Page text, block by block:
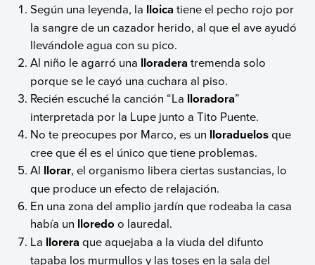
Según una leyenda, la lloica tiene el pecho rojo por
la sangre de un cazador herido, al que el ave ayudó
llevándole agua con su pico.
Al niño le agarró una lloradera tremenda solo
porque se le cayó una cuchara al piso.
Recién escuché la canción “La lloradora”
interpretada por la Lupe junto a Tito Puente.
No te preocupes por Marco, es un lloraduelosque
cree que él es el único que tiene problemas.
Al llorar, el organismo libera ciertas sustancias, lo
que produce un efecto de relajación.
En una zona del amplio jardín que rodeaba la casa
había un lloredo o lauredal.
La llorera que aquejaba a la viuda del difunto
tapaba los murmullos y las toses en la sala del